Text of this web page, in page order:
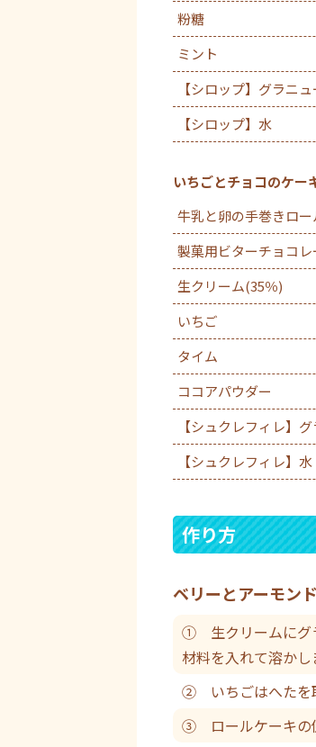
粉糖
ミント
【シロップ】グラニ
【シロップ】水
いちごとチョコのケー
牛乳と卵の手巻きロ
製菓用ビターチョコレ
生クリーム(35％)
いちご
タイム
ココアパウダー
【シュクレフィレ】
【シュクレフィレ】水
作り方
ベリーとアーモン
① 生クリームにグ
材料を入れて溶かし
② いちごはへたを
③ ロールケーキの